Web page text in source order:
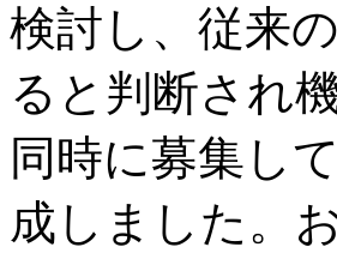
検討し、従来
ると判断され
同時に募集し
成しました。